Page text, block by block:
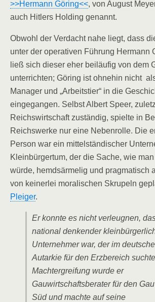
>>Hermann Göring<<, von August
auch Hitlers Holding genannt.
Obwohl der Verdacht nahe liegt, dass
unter der operativen Führung Hermann
ließ sich dieser eher beiläufig von dem
unterrichten; Göring ist ohnehin nicht
Manager und „Arbeitstier“ in die
eingegangen. Selbst Albert Speer,
Reichswirtschaft zuständig, spielte in
Reichswerke nur eine Nebenrolle. Die
Person war ein mittelständischer
Kleinbürgertum, der die Sache, wie
würde, hemdsärmelig und pragmatisch
von keinerlei moralischen Skrupeln
Pleiger.
Er konnte es nicht verleugnen,
national denkender
Unternehmer war, der im
Autarkie für den Erzbereich
Machtergreifung wurde er
Gauwirtschaftsberater für den
Süd und machte auf seine